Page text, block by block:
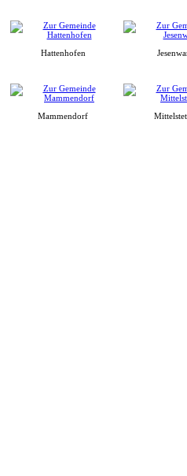
Hattenhofen
Mammendorf